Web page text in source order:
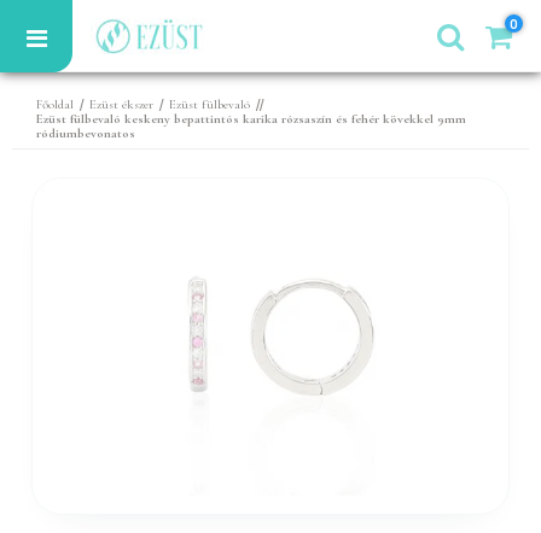
0
Főoldal / Ezüst ékszer / Ezüst fülbevaló //
Ezüst fülbevaló keskeny bepattintós karika rózsaszín és fehér kövekkel 9mm
ródiumbevonatos